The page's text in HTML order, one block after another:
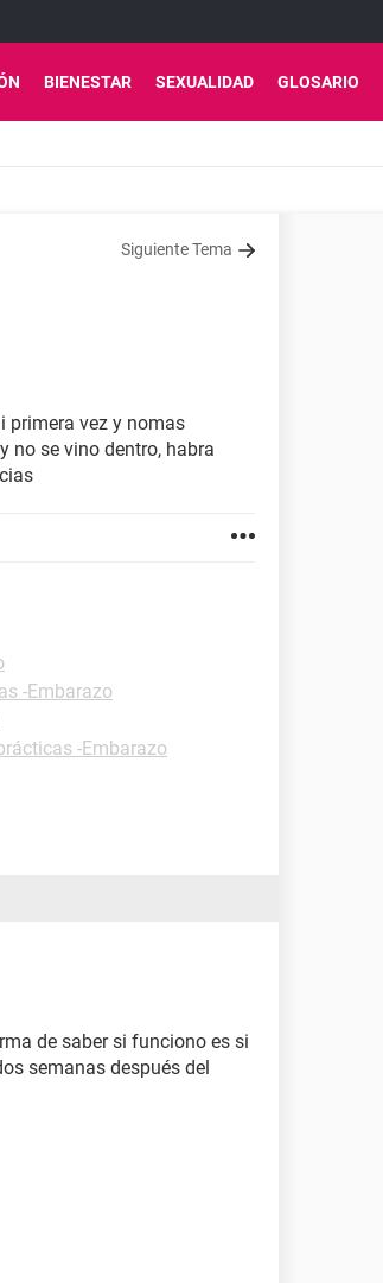
BIENESTAR SEXUALIDAD GLOSARIO
Siguiente Tema
primera vez y nomas
no se vino dentro, habra
-Embarazo
-Embarazo
de saber si funciono es si
semanas después del